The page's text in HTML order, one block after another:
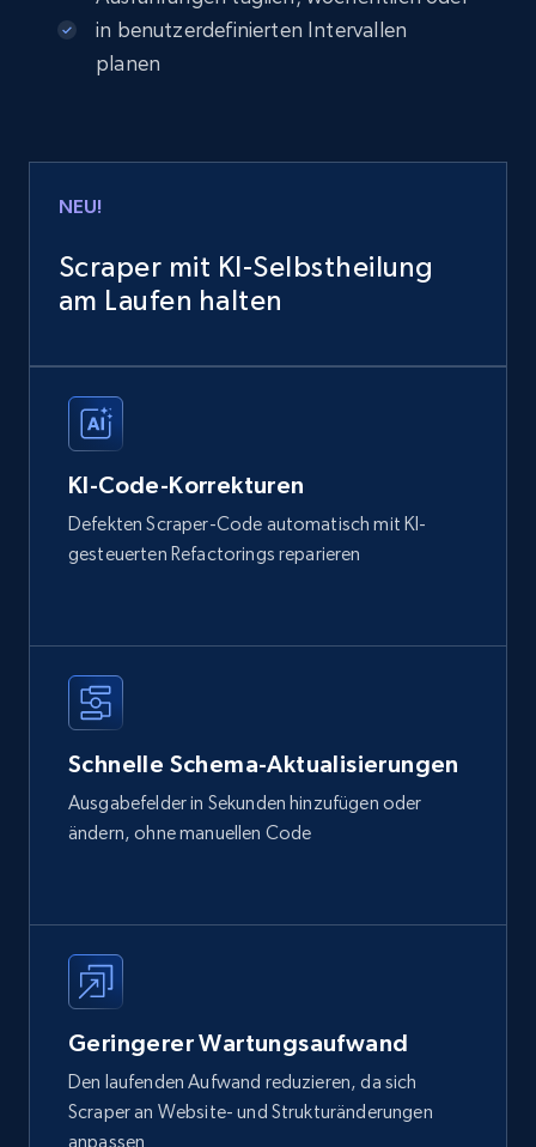
in benutzerdefinierten Intervallen
planen
NEU!
Scraper mit KI-Selbstheilung
am Laufen halten
KI-Code-Korrekturen
Defekten Scraper-Code automatisch mit KI-
gesteuerten Refactorings reparieren
Schnelle Schema-Aktualisierungen
Ausgabefelder in Sekunden hinzufügen oder
ändern, ohne manuellen Code
Geringerer Wartungsaufwand
Den laufenden Aufwand reduzieren, da sich
Scraper an Website- und Strukturänderungen
anpassen